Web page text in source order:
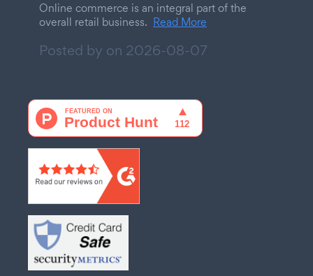
Online commerce is an integral part of the
overall retail business. Read More
Posted by on 2026-08-07